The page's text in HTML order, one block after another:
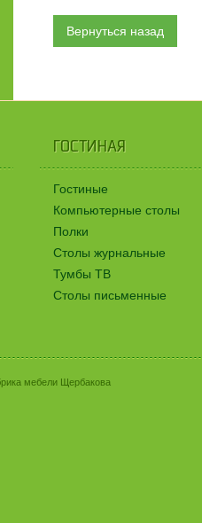
Вернуться назад
ГОСТИНАЯ
ГОСТИНАЯ
Гостиные
Компьютерные столы
Полки
Столы журнальные
Тумбы ТВ
Столы письменные
мебели Щербакова